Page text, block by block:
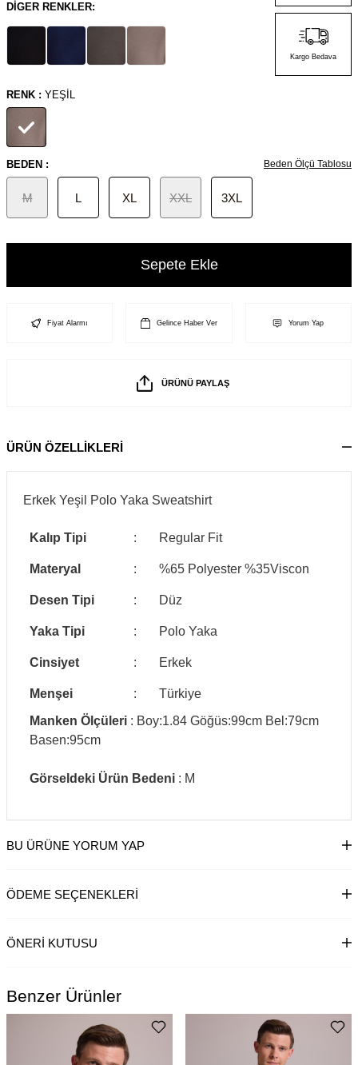
DIGER RENKLER:
Kargo Bedava
RENK : YEŞIL
BEDEN : Beden Ölçü Tablosu
M L XL XXL 3XL
Sepete Ekle
Fiyat Alarmı Gelince Haber Ver Yorum Yap
ÜRÜNÜ PAYLAŞ
ÜRÜN ÖZELLİKLERİ
Erkek Yeşil Polo Yaka Sweatshirt
Kalıp Tipi : Regular Fit
Materyal : %65 Polyester %35Viscon
Desen Tipi : Düz
Yaka Tipi : Polo Yaka
Cinsiyet : Erkek
Menşei :
Türkiye
Manken Ölçüleri : Boy:1.84 Göğüs:99cm Bel:79cm
Basen:95cm
Görseldeki Ürün Bedeni : M
BU ÜRÜNE YORUM YAP
ÖDEME SEÇENEKLERI
ÖNERI KUTUSU
Benzer Ürünler